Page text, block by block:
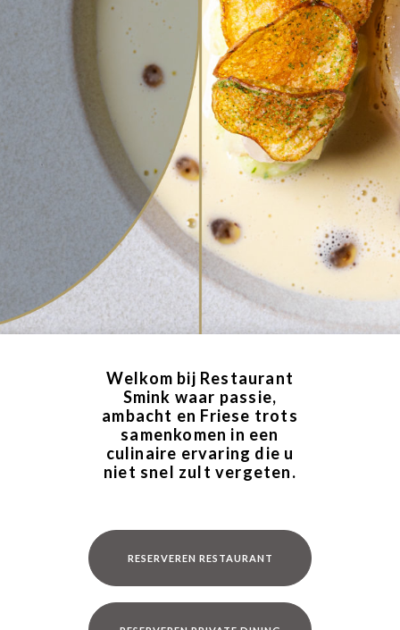
Welkom bij Restaurant
Smink waar passie,
ambacht en Friese trots
samenkomen in een
culinaire ervaring die u
niet snel zult vergeten.
RESERVEREN RESTAURANT